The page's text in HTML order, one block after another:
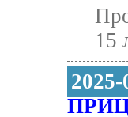
15